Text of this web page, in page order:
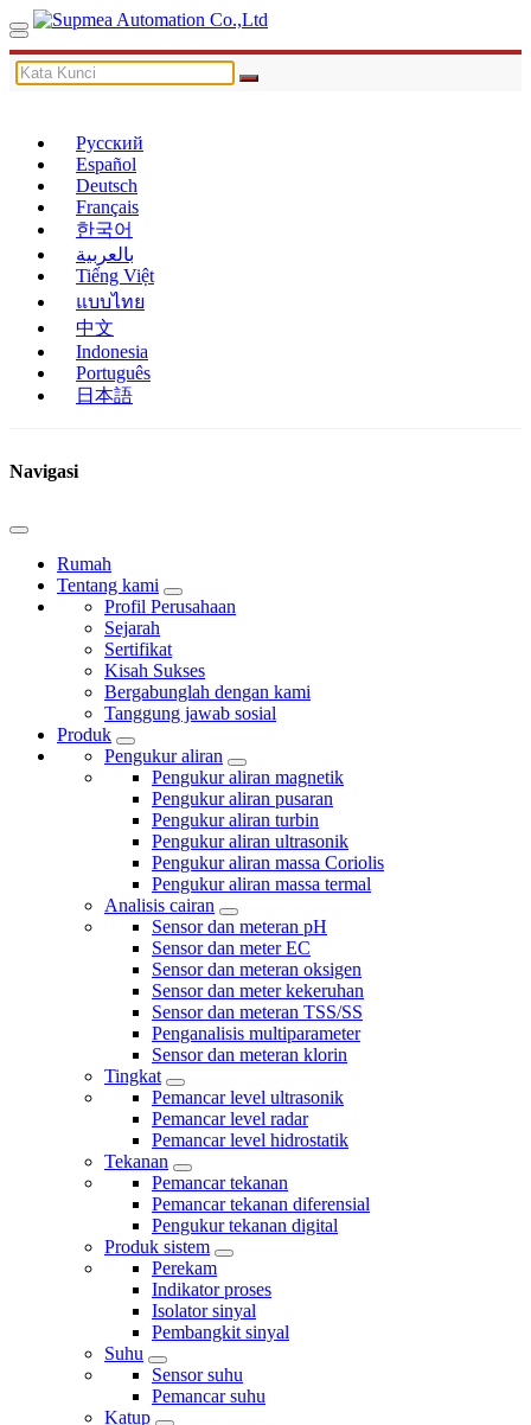
Русский
Español
Deutsch
Français
한국어
بالعربية
Tiếng Việt
แบบไทย
中文
Indonesia
Português
日本語
Navigasi
Rumah
Tentang kami
Profil Perusahaan
Sejarah
Sertifikat
Kisah Sukses
Bergabunglah dengan kami
Tanggung jawab sosial
Produk
Pengukur aliran
Pengukur aliran magnetik
Pengukur aliran pusaran
Pengukur aliran turbin
Pengukur aliran ultrasonik
Pengukur aliran massa Coriolis
Pengukur aliran massa termal
Analisis cairan
Sensor dan meteran pH
Sensor dan meter EC
Sensor dan meteran oksigen
Sensor dan meter kekeruhan
Sensor dan meteran TSS/SS
Penganalisis multiparameter
Sensor dan meteran klorin
Tingkat
Pemancar level ultrasonik
Pemancar level radar
Pemancar level hidrostatik
Tekanan
Pemancar tekanan
Pemancar tekanan diferensial
Pengukur tekanan digital
Produk sistem
Perekam
Indikator proses
Isolator sinyal
Pembangkit sinyal
Suhu
Sensor suhu
Pemancar suhu
Katup